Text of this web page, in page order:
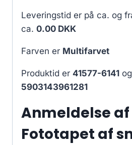
Leveringstid er på ca. og
ca. 0.00 DKK
Farven er Multifarvet
Produktid er 41577-6141
5903143961281
Anmeldelse af
Fototapet af